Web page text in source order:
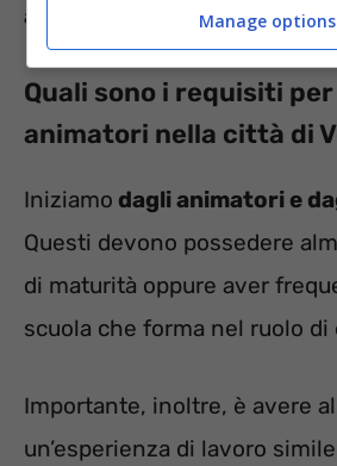
agosto 2023.
Quali sono i requisiti
animatori nella città di
Iniziamo dagli animatori e
Questi devono possedere
di maturità oppure aver
scuola che forma nel ruolo di
Importante, inoltre, è avere
un’esperienza di lavoro
Manage options